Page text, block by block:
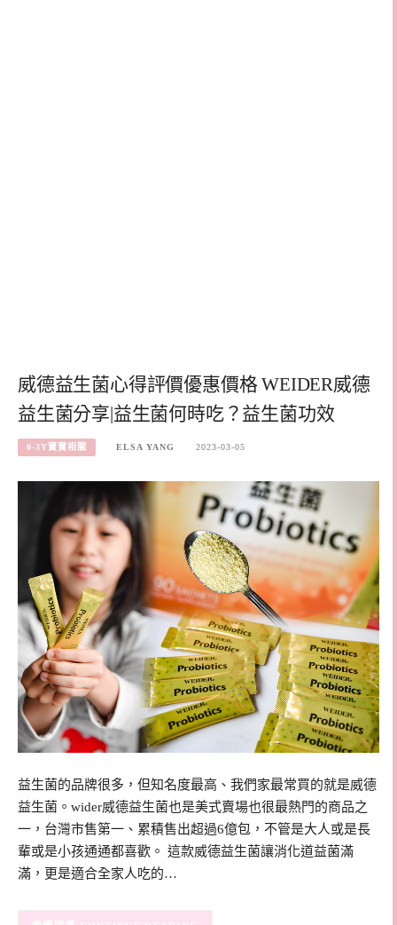
威德益生菌心得評價優惠價格 WEIDER威德
益生菌分享|益生菌何時吃？益生菌功效
0-3Y寶寶相關 ELSA YANG 2023-03-05
益生菌的品牌很多，但知名度最高、我們家最常買的就是威德
益生菌。wider威德益生菌也是美式賣場也很最熱門的商品之
一，台灣市售第一、累積售出超過6億包，不管是大人或是長
輩或是小孩通通都喜歡。 這款威德益生菌讓消化道益菌滿
滿，更是適合全家人吃的…